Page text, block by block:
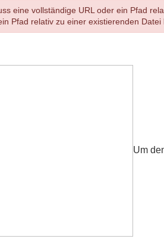
eine vollständige URL oder ein Pfad
Pfad relativ zu einer existierenden Datei
Um